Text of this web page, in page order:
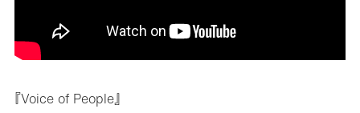
『Voice of People』